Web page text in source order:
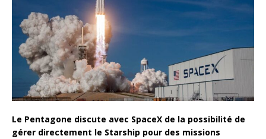
Le Pentagone discute avec SpaceX de la possibilité de
gérer directement le Starship pour des missions